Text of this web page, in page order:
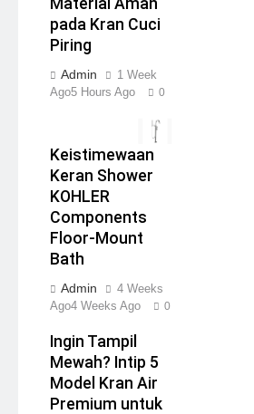
Material Aman
pada Kran Cuci
Piring
Admin
1 Week
Ago5 Hours Ago 0
Keistimewaan
Keran Shower
KOHLER
Components
Floor-Mount
Bath
Admin
4 Weeks
Ago4 Weeks Ago 0
Ingin Tampil
Mewah? Intip 5
Model Kran Air
Premium untuk